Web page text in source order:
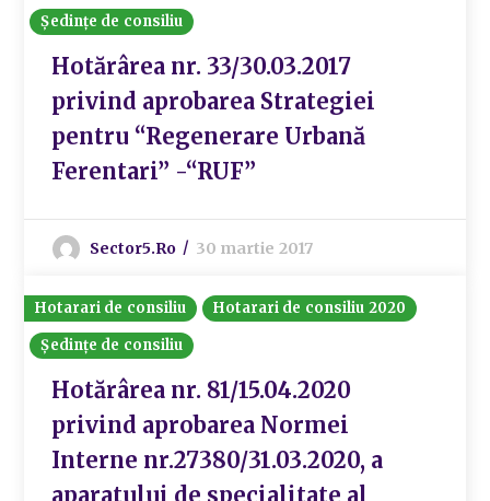
Ședințe de consiliu
Hotărârea nr. 33/30.03.2017
privind aprobarea Strategiei
pentru “Regenerare Urbană
Ferentari” -“RUF”
Sector5.ro 30 martie 2017
Hotarari de consiliu
Hotarari de consiliu 2020
Ședințe de consiliu
Hotărârea nr. 81/15.04.2020
privind aprobarea Normei
Interne nr.27380/31.03.2020, a
aparatului de specialitate al